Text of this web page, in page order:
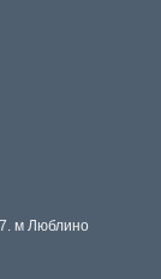
м Люблино